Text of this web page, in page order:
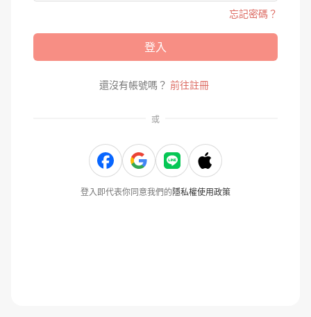
忘記密碼？
登入
還沒有帳號嗎？ 前往註冊
或
登入即代表你同意我們的隱私權使用政策